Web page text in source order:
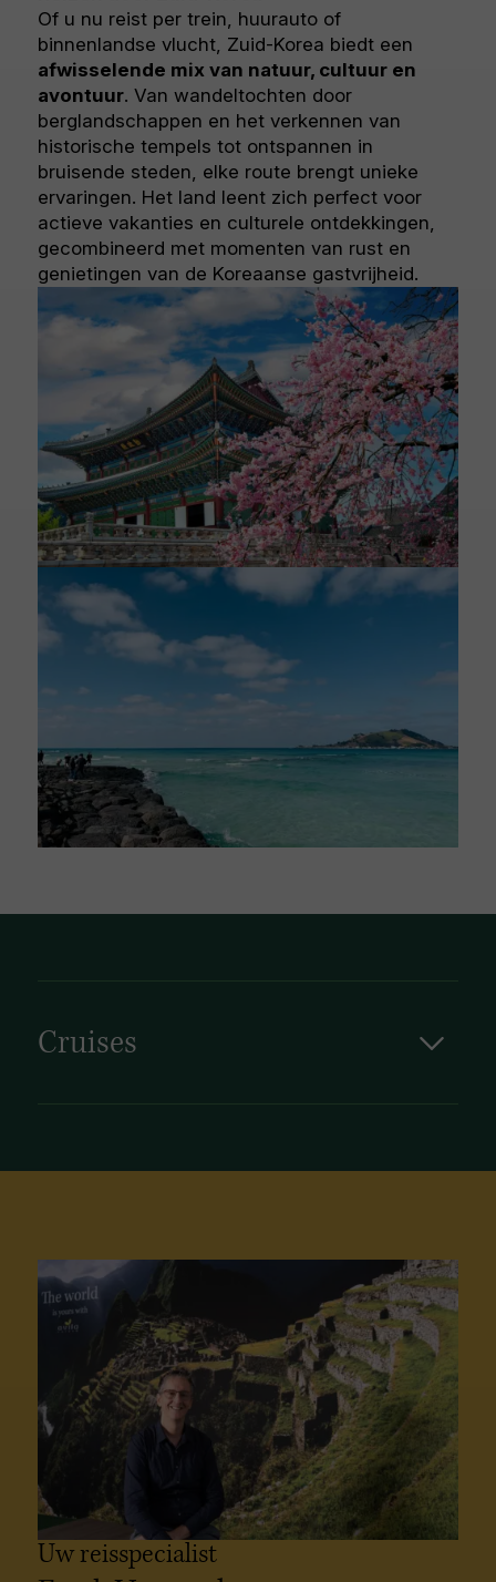
Of u nu reist per trein, huurauto of
binnenlandse vlucht, Zuid-Korea biedt een
afwisselende mix van natuur, cultuur en
avontuur. Van wandeltochten door
berglandschappen en het verkennen van
historische tempels tot ontspannen in
bruisende steden, elke route brengt unieke
ervaringen. Het land leent zich perfect voor
actieve vakanties en culturele ontdekkingen,
gecombineerd met momenten van rust en
genietingen van de Koreaanse gastvrijheid.
Cruises
Bekijk onze cruises
Uw reisspecialist